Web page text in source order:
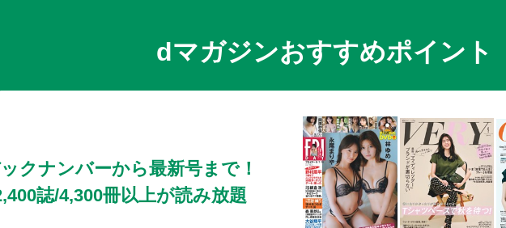
プレゼント
【時代の証言】日本車黄金時代 強い個
ダ・ビート（PP1型）
岡崎宏司のカーズCARS CD名車100選
型）
20世紀名車コレクション 1977年 トヨ
／横田宏近（本誌）
ボクの代表作 好きな作品
dマガジンおすすめポイント
クナンバーから最新号まで！
誌/4,300冊以上が読み放題